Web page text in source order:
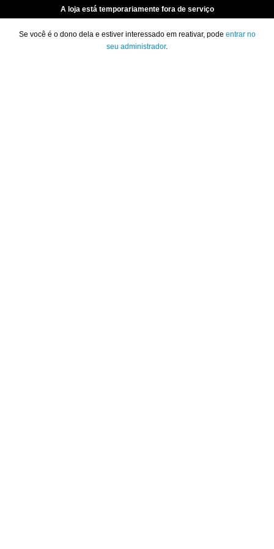
A loja está temporariamente fora de serviço
Se você é o dono dela e estiver interessado em reativar, pode entrar no
seu administrador.